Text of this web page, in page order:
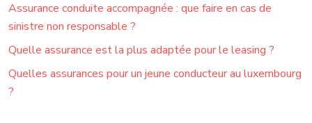
Assurance conduite accompagnée : que faire en cas de
sinistre non responsable ?
Quelle assurance est la plus adaptée pour le leasing ?
Quelles assurances pour un jeune conducteur au luxembourg
?